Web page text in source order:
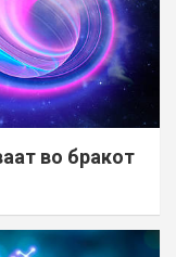
во бракот